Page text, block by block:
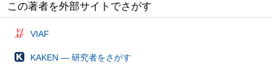
この著者を外部サイトでさがす
VIAF
KAKEN — 研究者をさがす